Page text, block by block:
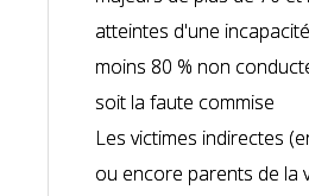
atteintes d'une
moins 80 % non
soit la faute commise
Les victimes indirectes
ou encore parents de la